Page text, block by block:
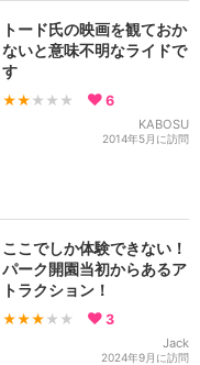
トード氏の映画を観ておか
ないと意味不明なライドで
す
★★ ★★★ 6
KABOSU
2014年5月に訪問
ここでしか体験できない！
パーク開園当初からあるア
トラクション！
★★★ ★★ 3
Jack
2024年9月に訪問